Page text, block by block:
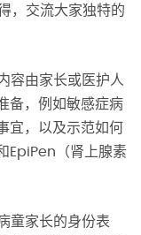
，交流大家独特的
容由家长或医护人
备，例如敏感症病
宜，以及示范如何
EpiPen（肾上腺素
童家长的身份表